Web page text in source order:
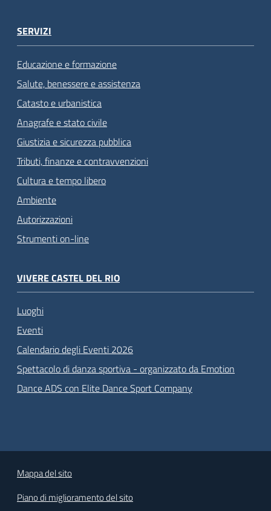
SERVIZI
Educazione e formazione
Salute, benessere e assistenza
Catasto e urbanistica
Anagrafe e stato civile
Giustizia e sicurezza pubblica
Tributi, finanze e contravvenzioni
Cultura e tempo libero
Ambiente
Autorizzazioni
Strumenti on-line
VIVERE CASTEL DEL RIO
Luoghi
Eventi
Calendario degli Eventi 2026
Spettacolo di danza sportiva - organizzato da Emotion
Dance ADS con Elite Dance Sport Company
Mappa del sito
Piano di miglioramento del sito